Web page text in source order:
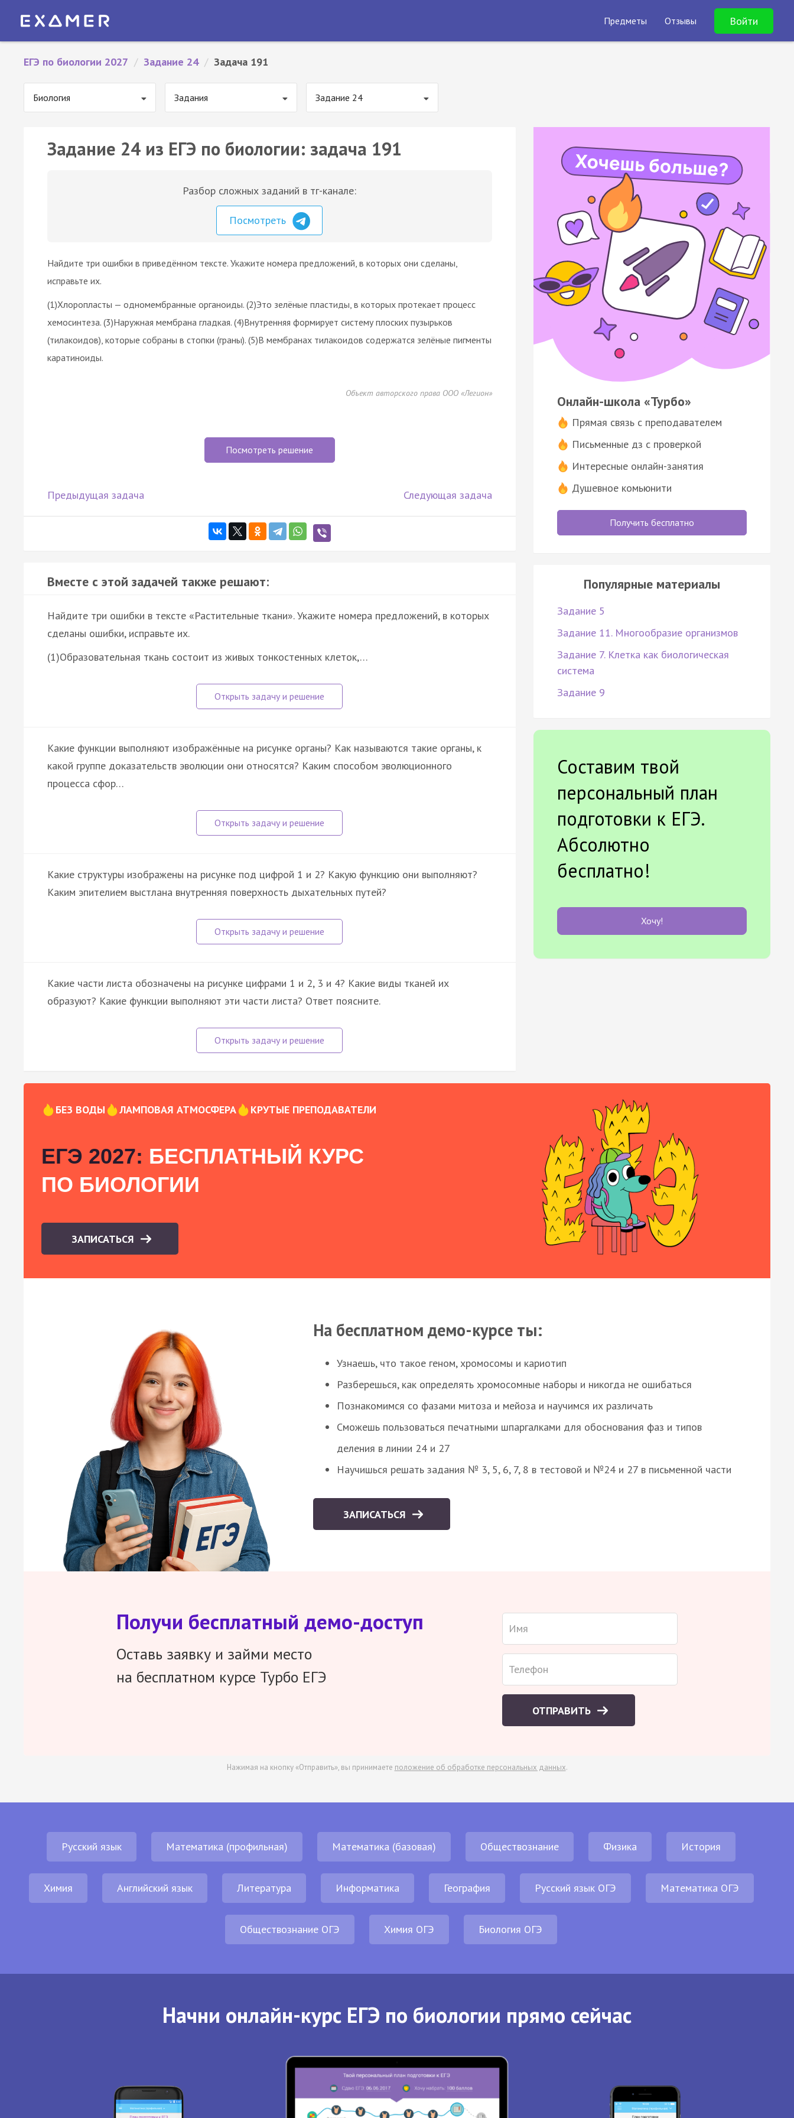
Предметы Отзывы Войти
ЕГЭ по биологии 2027 / Задание 24 / Задача 191
Биология Задания Задание 24
Задание 24 из ЕГЭ по биологии: задача 191
Разбор сложных заданий в тг-канале:
Посмотреть
Найдите три ошибки в приведённом тексте. Укажите номера предложений, в которых они сделаны,
исправьте их.
(1)Хлоропласты — одномембранные органоиды. (2)Это зелёные пластиды, в которых протекает процесс
хемосинтеза. (3)Наружная мембрана гладкая. (4)Внутренняя формирует систему плоских пузырьков
(тилакоидов), которые собраны в стопки (граны). (5)В мембранах тилакоидов содержатся зелёные пигменты
каратиноиды.
Объект авторского права ООО «Легион»
Посмотреть решение
Предыдущая задача Следующая задача
Вместе с этой задачей также решают:
Найдите три ошибки в тексте «Растительные ткани». Укажите номера предложений, в которых
сделаны ошибки, исправьте их.
(1)Образовательная ткань состоит из живых тонкостенных клеток,…
Какие функции выполняют изображённые на рисунке органы? Как называются такие органы, к
какой группе доказательств эволюции они относятся? Каким способом эволюционного
процесса сфор…
Какие структуры изображены на рисунке под цифрой 1 и 2? Какую функцию они выполняют?
Каким эпителием выстлана внутренняя поверхность дыхательных путей?
Какие части листа обозначены на рисунке цифрами 1 и 2, 3 и 4? Какие виды тканей их
образуют? Какие функции выполняют эти части листа? Ответ поясните.
Онлайн-школа «Турбо»
Прямая связь с преподавателем
Письменные дз с проверкой
Интересные онлайн-занятия
Душевное комьюнити
Получить бесплатно
Популярные материалы
Задание 5
Задание 11. Многообразие организмов
Задание 7. Клетка как биологическая
система
Задание 9
Составим твой
персональный план
подготовки к ЕГЭ.
Абсолютно
бесплатно!
Хочу!
БЕЗ ВОДЫ ЛАМПОВАЯ АТМОСФЕРА КРУТЫЕ ПРЕПОДАВАТЕЛИ
ЕГЭ 2027: БЕСПЛАТНЫЙ КУРС
ПО БИОЛОГИИ
ЗАПИСАТЬСЯ
На бесплатном демо-курсе ты:
Узнаешь, что такое геном, хромосомы и кариотип
Разберешься, как определять хромосомные наборы и никогда не ошибаться
Познакомимся со фазами митоза и мейоза и научимся их различать
Сможешь пользоваться печатными шпаргалками для обоснования фаз и типов
деления в линии 24 и 27
Научишься решать задания № 3, 5, 6, 7, 8 в тестовой и №24 и 27 в письменной части
ЗАПИСАТЬСЯ
Получи бесплатный демо-доступ
Оставь заявку и займи место
на бесплатном курсе Турбо ЕГЭ
ОТПРАВИТЬ
Нажимая на кнопку «Отправить», вы принимаете положение об обработке персональных данных.
Русский язык Математика (профильная) Математика (базовая) Обществознание Физика История
Химия Английский язык Литература Информатика География Русский язык ОГЭ Математика ОГЭ
Обществознание ОГЭ Химия ОГЭ Биология ОГЭ
Начни онлайн-курс ЕГЭ по биологии прямо сейчас